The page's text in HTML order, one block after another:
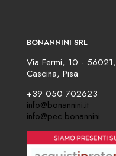
BONANNINI SRL
Via Fermi, 10 - 56021,
Cascina, Pisa
+39 050 702623
info@bonannini.it
info@pec.bonannini